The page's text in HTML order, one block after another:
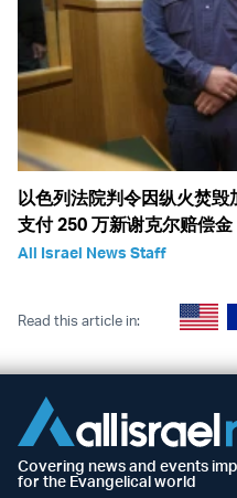
以色列法院判令因纵火焚
支付 250 万新谢克尔赔偿金
All Israel News Staff
Read this article in:
Covering news and events
for the Evangelical world